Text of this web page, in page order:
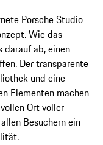
Porsche Studio
Wie das
ab, einen
Der transparente
und eine
Elementen machen
Ort voller
Besuchern ein